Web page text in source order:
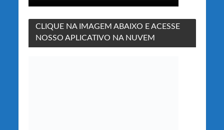
CLIQUE NA IMAGEM ABAIXO E ACESSE
NOSSO APLICATIVO NA NUVEM